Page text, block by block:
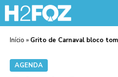
Início » Grito de Carnaval bloco
AGENDA